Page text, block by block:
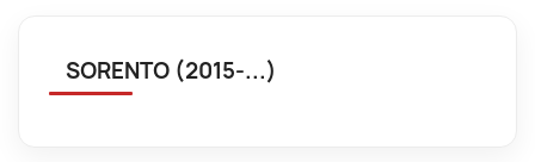
SORENTO (2015-...)